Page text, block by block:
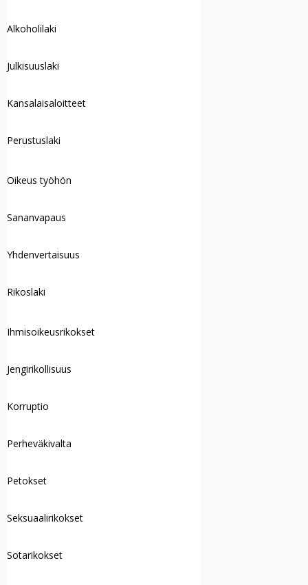
Alkoholilaki
Julkisuuslaki
Kansalaisaloitteet
Perustuslaki
Oikeus työhön
Sananvapaus
Yhdenvertaisuus
Rikoslaki
Ihmisoikeusrikokset
Jengirikollisuus
Korruptio
Perheväkivalta
Petokset
Seksuaalirikokset
Sotarikokset